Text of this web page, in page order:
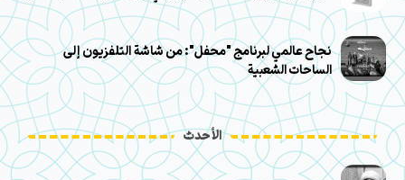
نجاح عالمي لبرنامج "محفل": من شاشة التلفزيون إلى
الساحات الشعبية
الأحدث